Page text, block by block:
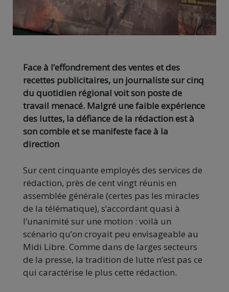
Face à l’effondrement des ventes et des
recettes publicitaires, un journaliste sur cinq
du quotidien régional voit son poste de
travail menacé. Malgré une faible expérience
des luttes, la défiance de la rédaction est à
son comble et se manifeste face à la
direction
Sur cent cinquante employés des services de
rédaction, près de cent vingt réunis en
assemblée générale (certes pas les miracles
de la télématique), s’accordant quasi à
l’unanimité sur une motion : voilà un
scénario qu’on croyait peu envisageable au
Midi Libre. Comme dans de larges secteurs
de la presse, la tradition de lutte n’est pas ce
qui caractérise le plus cette rédaction.